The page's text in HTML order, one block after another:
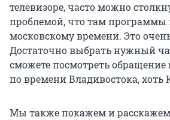
телевизоре, часто можно
проблемой, что там
московскому времени. Это
Достаточно выбрать нужный
сможете посмотреть обращение
по времени Владивостока, хоть
Мы также покажем и